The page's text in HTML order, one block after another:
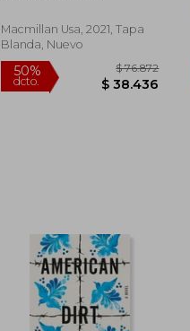
Macmillan Usa, 2021, Tapa
Blanda, Nuevo